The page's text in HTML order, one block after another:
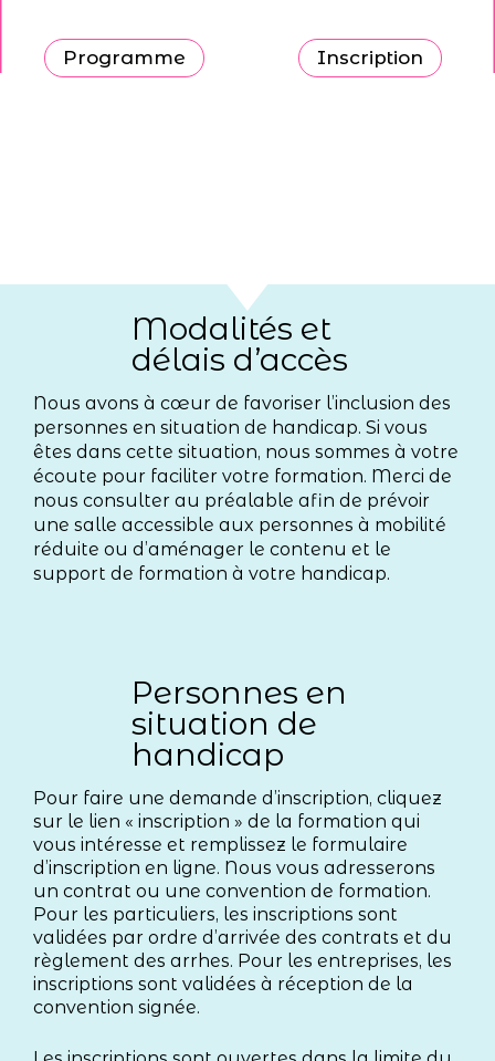
Programme Inscription
Modalités et
délais d’accès
Nous avons à cœur de favoriser l’inclusion des
personnes en situation de handicap. Si vous
êtes dans cette situation, nous sommes à votre
écoute pour faciliter votre formation. Merci de
nous consulter au préalable afin de prévoir
une salle accessible aux personnes à mobilité
réduite ou d’aménager le contenu et le
support de formation à votre handicap.
Personnes en
situation de
handicap
Pour faire une demande d’inscription, cliquez
sur le lien « inscription » de la formation qui
vous intéresse et remplissez le formulaire
d’inscription en ligne. Nous vous adresserons
un contrat ou une convention de formation.
Pour les particuliers, les inscriptions sont
validées par ordre d’arrivée des contrats et du
règlement des arrhes. Pour les entreprises, les
inscriptions sont validées à réception de la
convention signée.